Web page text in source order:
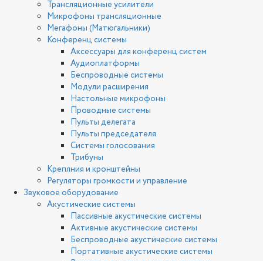
Трансляционные усилители
Микрофоны трансляционные
Мегафоны (Матюгальники)
Конференц системы
Аксессуары для конференц систем
Аудиоплатформы
Беспроводные системы
Модули расширения
Настольные микрофоны
Проводные системы
Пульты делегата
Пульты председателя
Системы голосования
Трибуны
Креплния и кронштейны
Регуляторы громкости и управление
Звуковое оборудование
Акустические системы
Пассивные акустические системы
Активные акустические системы
Беспроводные акустические системы
Портативные акустические системы